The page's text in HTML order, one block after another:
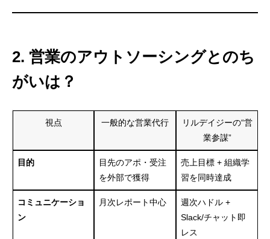
2. 営業のアウトソーシングとのち
がいは？
視点 一般的な営業代行
リルデイジーの“営
業参謀”
目的
目先のアポ・受注
を外部で獲得
売上目標 + 組織学
習を同時達成
コミュニケーショ
ン
月次レポート中心
週次ハドル +
Slack/チャット即
レス